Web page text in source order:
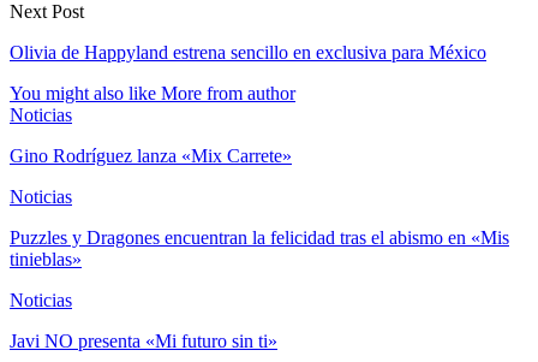
Next Post
Olivia de Happyland estrena sencillo en exclusiva para México
You might also like More from author
Noticias
Gino Rodríguez lanza «Mix Carrete»
Noticias
Puzzles y Dragones encuentran la felicidad tras el abismo en «Mis
tinieblas»
Noticias
Javi NO presenta «Mi futuro sin ti»